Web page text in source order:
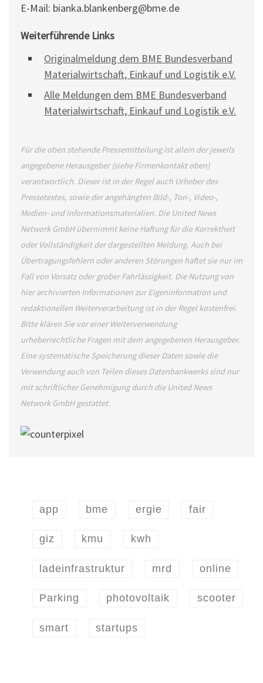
E-Mail: bianka.blankenberg@bme.de
Weiterführende Links
Originalmeldung dem BME Bundesverband
Materialwirtschaft, Einkauf und Logistik e.V.
Alle Meldungen dem BME Bundesverband
Materialwirtschaft, Einkauf und Logistik e.V.
Für die oben stehende Pressemitteilung ist allein der jeweils
angegebene Herausgeber (siehe Firmenkontakt oben)
verantwortlich. Dieser ist in der Regel auch Urheber des
Pressetextes, sowie der angehängten Bild-, Ton-, Video-,
Medien- und Informationsmaterialien. Die United News
Network GmbH übernimmt keine Haftung für die Korrektheit
oder Vollständigkeit der dargestellten Meldung. Auch bei
Übertragungsfehlern oder anderen Störungen haftet sie nur im
Fall von Vorsatz oder grober Fahrlässigkeit. Die Nutzung von
hier archivierten Informationen zur Eigeninformation und
redaktionellen Weiterverarbeitung ist in der Regel kostenfrei.
Bitte klären Sie vor einer Weiterverwendung
urheberrechtliche Fragen mit dem angegebenen Herausgeber.
Eine systematische Speicherung dieser Daten sowie die
Verwendung auch von Teilen dieses Datenbankwerks sind nur
mit schriftlicher Genehmigung durch die United News
Network GmbH gestattet.
app bme ergie fair
giz kmu kwh
ladeinfrastruktur mrd online
Parking photovoltaik scooter
smart startups